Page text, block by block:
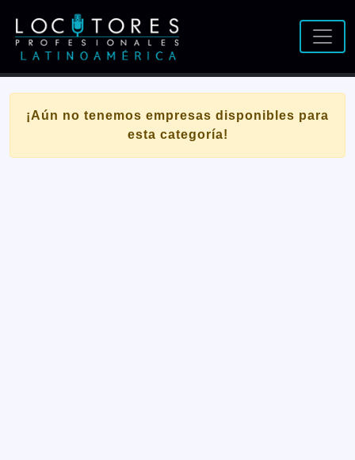
¡Aún no tenemos empresas disponibles para
esta categoría!